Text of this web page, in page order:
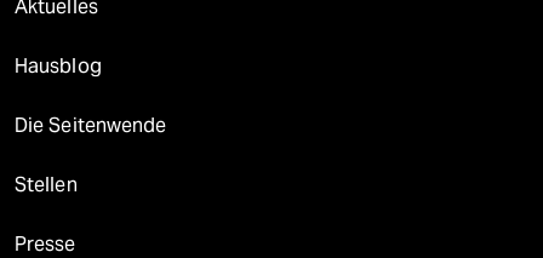
Aktuelles
Hausblog
Die Seitenwende
Stellen
Presse